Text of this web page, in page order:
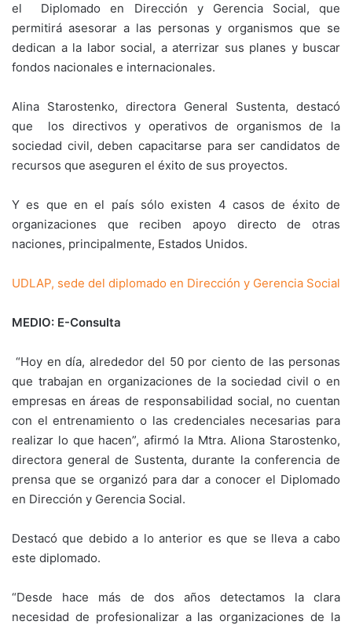
el Diplomado en Dirección y Gerencia Social, que
permitirá asesorar a las personas y organismos que se
dedican a la labor social, a aterrizar sus planes y buscar
fondos nacionales e internacionales.
Alina Starostenko, directora General Sustenta, destacó
que los directivos y operativos de organismos de la
sociedad civil, deben capacitarse para ser candidatos de
recursos que aseguren el éxito de sus proyectos.
Y es que en el país sólo existen 4 casos de éxito de
organizaciones que reciben apoyo directo de otras
naciones, principalmente, Estados Unidos.
UDLAP, sede del diplomado en Dirección y Gerencia Social
MEDIO: E-Consulta
“Hoy en día, alrededor del 50 por ciento de las personas
que trabajan en organizaciones de la sociedad civil o en
empresas en áreas de responsabilidad social, no cuentan
con el entrenamiento o las credenciales necesarias para
realizar lo que hacen”, afirmó la Mtra. Aliona Starostenko,
directora general de Sustenta, durante la conferencia de
prensa que se organizó para dar a conocer el Diplomado
en Dirección y Gerencia Social.
Destacó que debido a lo anterior es que se lleva a cabo
este diplomado.
“Desde hace más de dos años detectamos la clara
necesidad de profesionalizar a las organizaciones de la